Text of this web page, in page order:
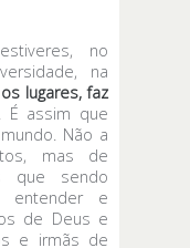
no
na
lugares, faz
É assim que
Não a
mas de
que sendo
entender e
de Deus e
e irmãs de